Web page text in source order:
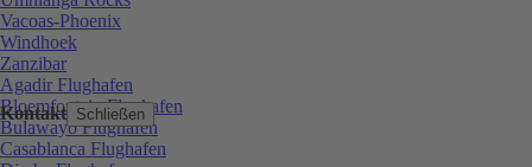
Kontakt Schließen
Vacoas-Phoenix
Windhoek
Zanzibar
Agadir Flughafen
Bloemfontein Flughafen
Bulawayo Flughafen
Casablanca Flughafen